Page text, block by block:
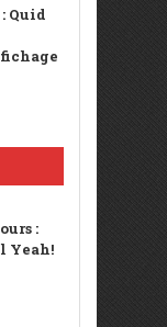
Quid
:
Yeah!